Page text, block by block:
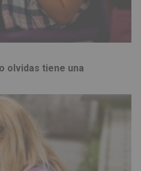
olvidas tiene una